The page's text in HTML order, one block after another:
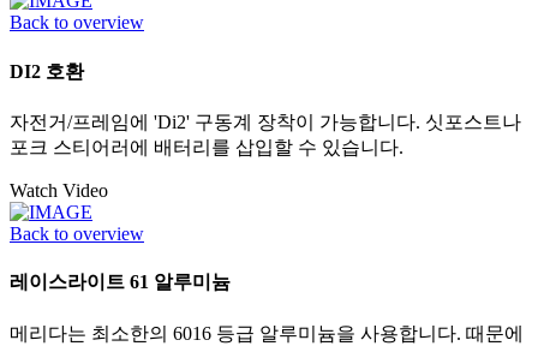
Back to overview
DI2 호환
자전거/프레임에 'Di2' 구동계 장착이 가능합니다. 싯포스트나
포크 스티어러에 배터리를 삽입할 수 있습니다.
Watch Video
Back to overview
레이스라이트 61 알루미늄
메리다는 최소한의 6016 등급 알루미늄을 사용합니다. 때문에